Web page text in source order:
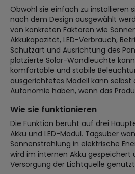
Obwohl sie einfach zu installieren
nach dem Design ausgewählt
von konkreten Faktoren wie
Akkukapazität, LED-Verbrauch,
Schutzart und Ausrichtung des
platzierte Solar-Wandleuchte
komfortable und stabile
ausgerichtetes Modell kann selbst
Autonomie haben, wenn das
Wie sie funktionieren
Die Funktion beruht auf drei
Akku und LED-Modul. Tagsüber
Sonnenstrahlung in elektrische
wird im internen Akku gespeichert
Versorgung der Lichtquelle